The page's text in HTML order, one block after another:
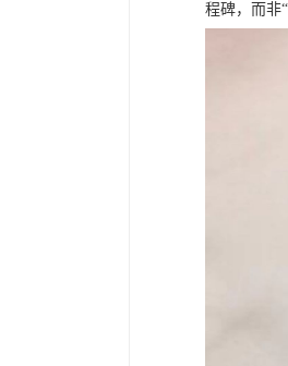
程碑，而非